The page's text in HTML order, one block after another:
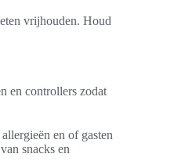
vrijhouden. Houd
en controllers zodat
en of gasten
snacks en